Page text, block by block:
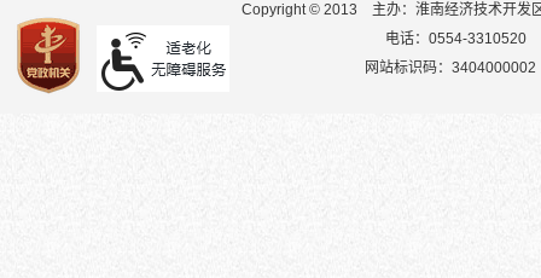
Copyright © 2013
主办：淮南经济技术开发
电话：0554-3310520
网站标识码：3404000002